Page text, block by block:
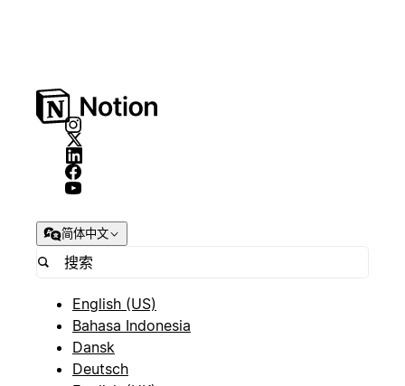
简体中文
English (US)
Bahasa Indonesia
Dansk
Deutsch